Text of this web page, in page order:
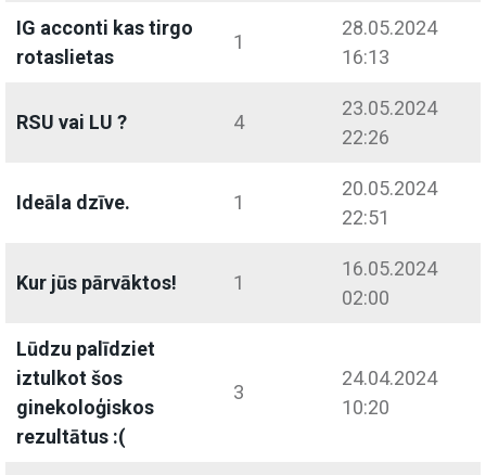
IG acconti kas tirgo
rotaslietas
1
28.05.2024
16:13
RSU vai LU ? 4
23.05.2024
22:26
Ideāla dzīve. 1
20.05.2024
22:51
Kur jūs pārvāktos! 1
16.05.2024
02:00
Lūdzu palīdziet
iztulkot šos
ginekoloģiskos
rezultātus :(
3
24.04.2024
10:20